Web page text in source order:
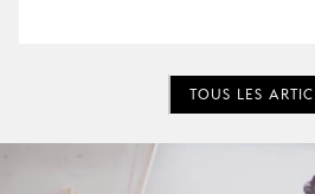
TOUS LES